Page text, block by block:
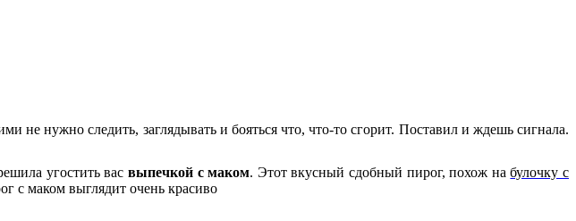
не нужно следить, заглядывать и бояться что, что-то сгорит. Поставил и ждешь сигнала.
угостить васвыпечкой с маком. Этот вкусный сдобный пирог, похож набулочку с
с маком выглядит очень красиво